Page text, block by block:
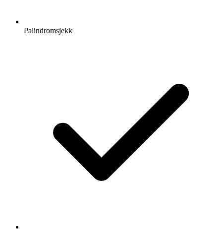
Palindromsjekk